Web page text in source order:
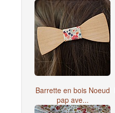
Barrette en bois Noeud
pap ave...